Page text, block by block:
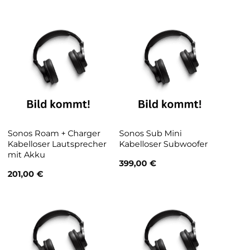
Sonos Roam + Charger
Kabelloser Lautsprecher
mit Akku
201,00 €
Sonos Sub Mini
Kabelloser Subwoofer
399,00 €